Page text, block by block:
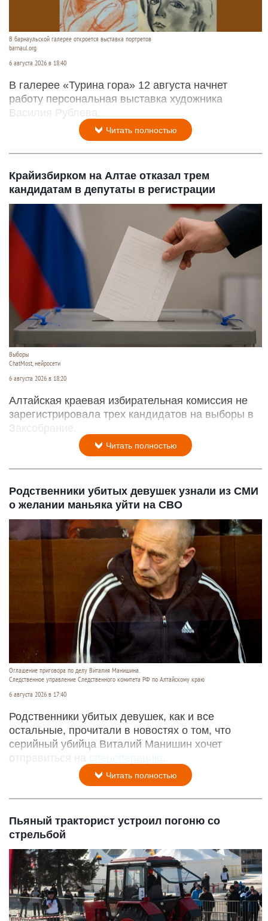
В барнаульской галерее откроется выставка портретов
barnaul.org
6 августа 2026 в 18:40
В галерее «Турина гора» 12 августа начнет
работу персональная выставка художника
Василия Рублева.
Читать полностью
Крайизбирком на Алтае отказал трем
кандидатам в депутаты в регистрации
Выборы
ChatMost, нейросети
6 августа 2026 в 18:20
Алтайская краевая избирательная комиссия не
зарегистрировала трех кандидатов на выборы в
Заксобрание.
Читать полностью
Родственники убитых девушек узнали из СМИ
о желании маньяка уйти на СВО
Оглашение приговора по делу Виталия Манишина.
Следственное управление Следственного комитета РФ по Алтайскому краю
6 августа 2026 в 17:40
Родственники убитых девушек, как и все
остальные, прочитали в новостях о том, что
серийный убийца Виталий Манишин хочет
отправиться на
Читать полностью
Пьяный тракторист устроил погоню со
стрельбой